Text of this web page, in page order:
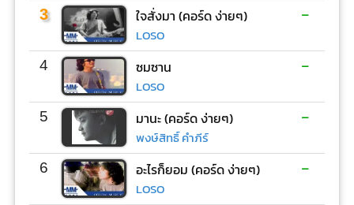
3 ใจสั่งมา (คอร์ด ง่ายๆ)
LOSO
-
4 ซมซาน
LOSO
-
5 มานะ (คอร์ด ง่ายๆ)
พงษ์สิทธิ์ คำภีร์
-
6 อะไรก็ยอม (คอร์ด ง่ายๆ)
LOSO
-